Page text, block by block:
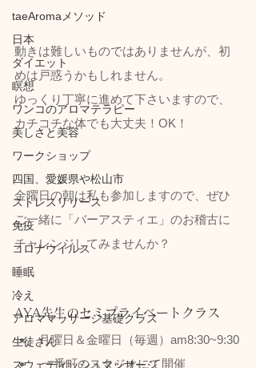
taeAromaメソッド
日本
ダイエット
瞑想
ワンコのアロマテラピー
美しさと美容
ワークショップ
四国、愛媛県や松山市
ストレスリリース
免疫
コロナウイルス
睡眠
冷え
アロママッサージ基礎クラス
生徒さん
スウェディッシュマッサージ
動きは難しいものではありませんが、初
めは戸惑うかもしれません。
ゆっくり丁寧に進めて下さいますので、
カチコチな体でも大丈夫！OK！
金曜日の朝は私も参加しますので、ぜひ
ご一緒に「バーアスティエ」のお稽古に
チャレンジしてみませんか？
AYA先生のセミプライベートクラス
月曜日＆金曜日（毎週）am8:30~9:30
一番町のスタジオにて開催